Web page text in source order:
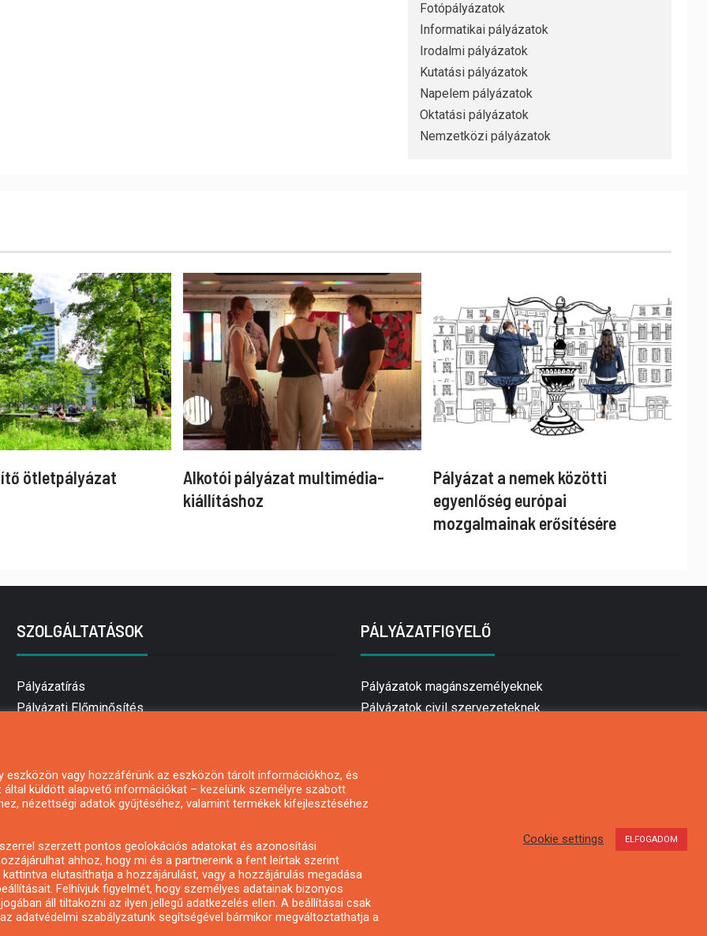
Fotópályázatok
Informatikai pályázatok
Irodalmi pályázatok
Kutatási pályázatok
Napelem pályázatok
Oktatási pályázatok
Nemzetközi pályázatok
ötletpályázat
Alkotói pályázat multimédia-
kiállításhoz
Pályázat a nemek közötti
egyenlőség európai
mozgalmainak erősítésére
SZOLGÁLTATÁSOK
Pályázatírás
Pályázati Előminősítés
Mezőgazdasági pályázatírás
Pályázatírás magánszemélyeknek
Pályázatírás civil szervezeteknek
Pályázatfigyelés
Specifikus pályázatfigyelés vagy hírlevél
PÁLYÁZATFIGYELŐ
Pályázatok magánszemélyeknek
Pályázatok civil szervezeteknek
vagy hozzáférünk az eszközön tárolt információkhoz, és
küldött alapvető információkat – kezelünk személyre szabott
nézettségi adatok gyűjtéséhez, valamint termékek kifejlesztéséhez
szerzett pontos geolokációs adatokat és azonosítási
ahhoz, hogy mi és a partnereink a fent leírtak szerint
elutasíthatja a hozzájárulást, vagy a hozzájárulás megadása
Felhívjuk figyelmét, hogy személyes adatainak bizonyos
áll tiltakozni az ilyen jellegű adatkezelés ellen. A beállításai csak
adatvédelmi szabályzatunk segítségével bármikor megváltoztathatja a
Cookie settings ELFOGADOM